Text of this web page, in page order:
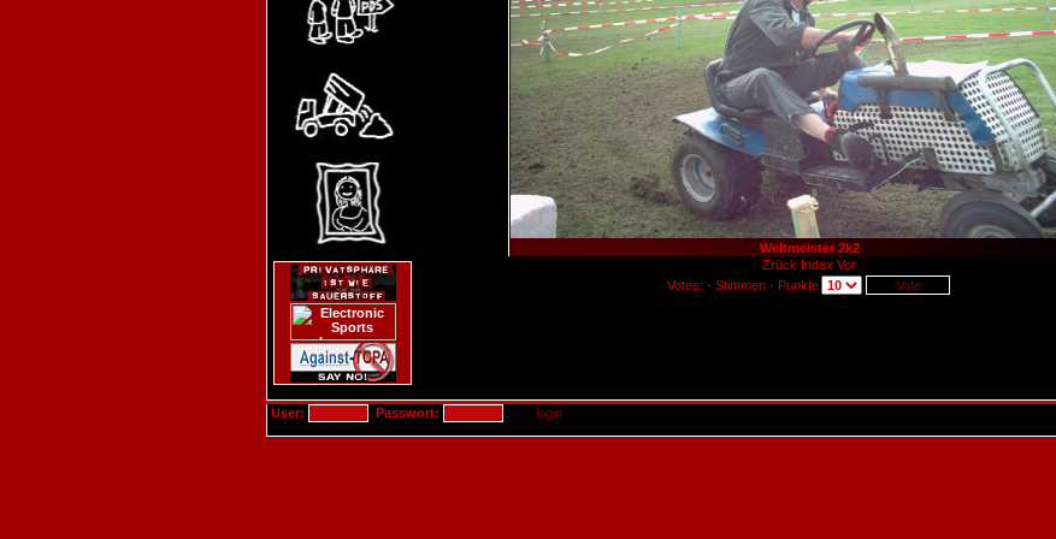
Weltmeister 2k2
Zrück Index Vor
Votes: - Stimmen - Punkte
User: Passwort: